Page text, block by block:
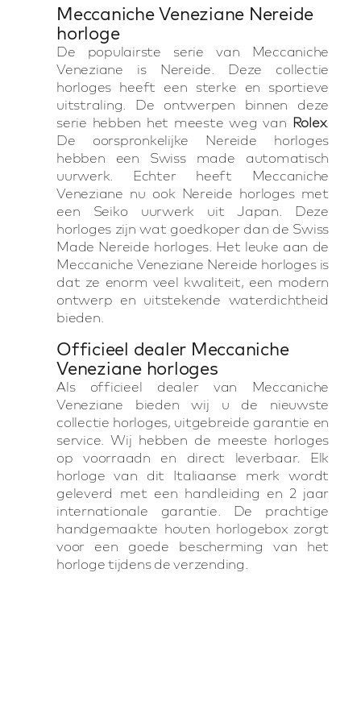
Meccaniche Veneziane Nereide
horloge
De populairste serie van Meccaniche
Veneziane is Nereide. Deze collectie
horloges heeft een sterke en sportieve
uitstraling. De ontwerpen binnen deze
serie hebben het meeste weg van Rolex.
De oorspronkelijke Nereide horloges
hebben een Swiss made automatisch
uurwerk. Echter heeft Meccaniche
Veneziane nu ook Nereide horloges met
een Seiko uurwerk uit Japan. Deze
horloges zijn wat goedkoper dan de Swiss
Made Nereide horloges. Het leuke aan de
Meccaniche Veneziane Nereide horloges is
dat ze enorm veel kwaliteit, een modern
ontwerp en uitstekende waterdichtheid
bieden.
Officieel dealer Meccaniche
Veneziane horloges
Als officieel dealer van Meccaniche
Veneziane bieden wij u de nieuwste
collectie horloges, uitgebreide garantie en
service. Wij hebben de meeste horloges
op voorraadn en direct leverbaar. Elk
horloge van dit Italiaanse merk wordt
geleverd met een handleiding en 2 jaar
internationale garantie. De prachtige
handgemaakte houten horlogebox zorgt
voor een goede bescherming van het
horloge tijdens de verzending.